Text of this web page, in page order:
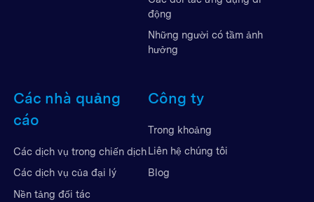
động
Những người có tầm ảnh
hưởng
Các nhà quảng
cáo
Các dịch vụ trong chiến dịch
Các dịch vụ của đại lý
Nền tảng đối tác
Công ty
Trong khoảng
Liên hệ chúng tôi
Blog